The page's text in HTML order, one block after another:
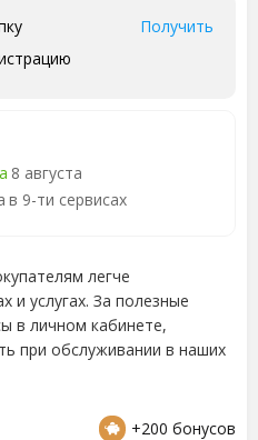
Получить
8 августа
в 9-ти сервисах
легче
и услугах. За полезные
в личном кабинете,
при обслуживании в наших
+200 бонусов